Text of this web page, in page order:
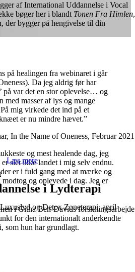
af International Uddannelse i Vocal
bøger her i blandt Tonen Fra Himlen,
der bygger på hengivelse til din
på healingen fra webinaret i går
Da jeg aldrig før har
på var det en stor oplevelse… og
med masser af lys og mange
mig virkede det ind på et
er nu mindre hævet.”
In the Name of Oneness, Februar 2021
og mest healende dag, jeg
slet ikke landet i mig selv endnu.
er i fuld gang med at mærke og
og oplevede i dag. Jeg er
og Detox Zoneterapi, april
Læs mere
i Lydterapi
i Githa Ben-Davids forskningsarbejde
for den internationalt anderkendte
som hun har grundlagt.